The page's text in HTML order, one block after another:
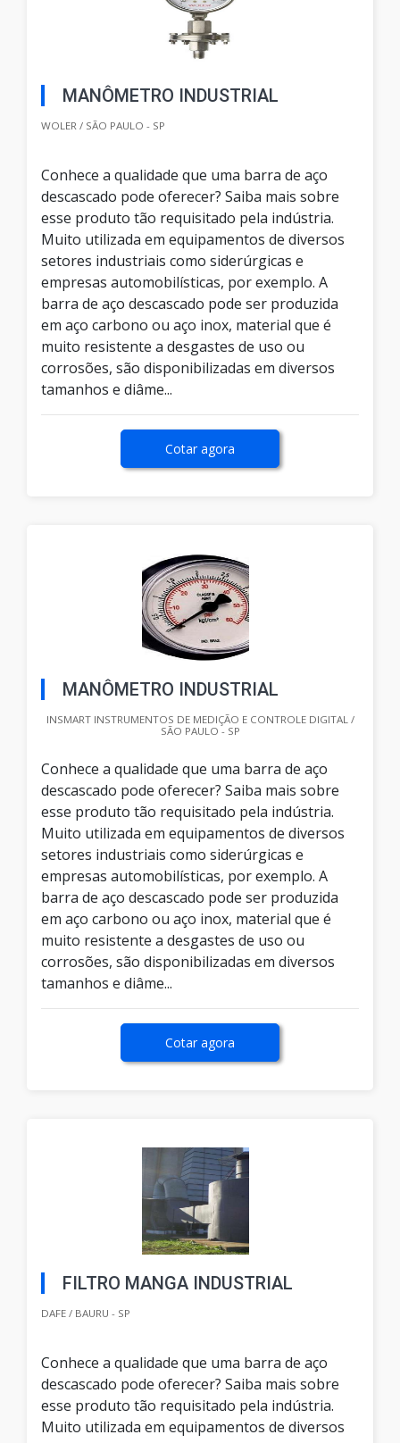
MANÔMETRO INDUSTRIAL
WOLER / SÃO PAULO - SP
Conhece a qualidade que uma barra de aço
descascado pode oferecer? Saiba mais sobre
esse produto tão requisitado pela indústria.
Muito utilizada em equipamentos de diversos
setores industriais como siderúrgicas e
empresas automobilísticas, por exemplo. A
barra de aço descascado pode ser produzida
em aço carbono ou aço inox, material que é
muito resistente a desgastes de uso ou
corrosões, são disponibilizadas em diversos
tamanhos e diâme...
Cotar agora
MANÔMETRO INDUSTRIAL
INSMART INSTRUMENTOS DE MEDIÇÃO E CONTROLE DIGITAL /
SÃO PAULO - SP
Conhece a qualidade que uma barra de aço
descascado pode oferecer? Saiba mais sobre
esse produto tão requisitado pela indústria.
Muito utilizada em equipamentos de diversos
setores industriais como siderúrgicas e
empresas automobilísticas, por exemplo. A
barra de aço descascado pode ser produzida
em aço carbono ou aço inox, material que é
muito resistente a desgastes de uso ou
corrosões, são disponibilizadas em diversos
tamanhos e diâme...
Cotar agora
FILTRO MANGA INDUSTRIAL
DAFE / BAURU - SP
Conhece a qualidade que uma barra de aço
descascado pode oferecer? Saiba mais sobre
esse produto tão requisitado pela indústria.
Muito utilizada em equipamentos de diversos